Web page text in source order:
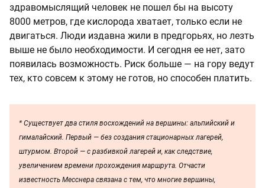
здравомыслящий человек не пошел бы на высоту
8000 метров, где кислорода хватает, только если не
двигаться. Люди издавна жили в предгорьях, но лезть
выше не было необходимости. И сегодня ее нет, зато
появилась возможность. Риск больше — на гору ведут
тех, кто совсем к этому не готов, но способен платить.
* Существует два стиля восхождений на вершины: альпийский и
гималайский. Первый — без создания стационарных лагерей,
штурмом. Второй — с разбивкой лагерей и, как следствие,
увеличением времени прохождения маршрута. Отчасти
известность Месснера связана с тем, что многие вершины,